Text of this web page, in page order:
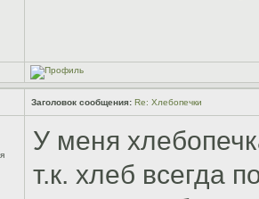
Заголовок сообщения: Re: Хлебопечки
У меня
т.к. хлеб всегда